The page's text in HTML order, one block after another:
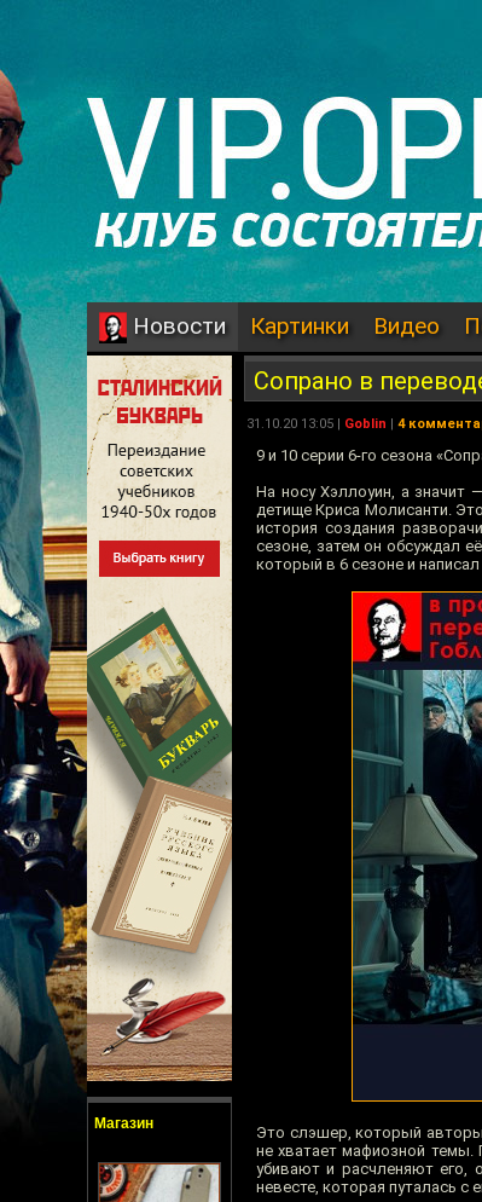
Новости Картинки Видео
Магазин
Сопрано в
31.10.20 13:05 | Goblin | 4
9 и 10 серии 6-го сезона
На носу Хэллоуин, а значит
детище Криса Молисанти.
история создания
сезоне, затем он обсуждал
который в 6 сезоне и написал
Это слэшер, который авторы
не хватает мафиозной темы.
убивают и расчленяют его,
невесте, которая путалась с